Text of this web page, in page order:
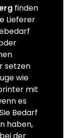
finden
Lieferer
setzen
wie
mit
es
Bedarf
haben,
der